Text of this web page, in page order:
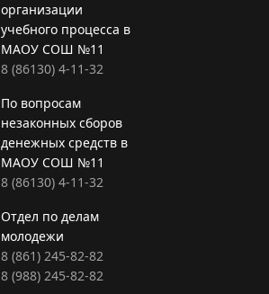
организации
учебного процесса в
МАОУ СОШ №11
8 (86130) 4-11-32
По вопросам
незаконных сборов
денежных средств в
МАОУ СОШ №11
8 (86130) 4-11-32
Отдел по делам
молодежи
8 (861) 245-82-82
8 (988) 245-82-82